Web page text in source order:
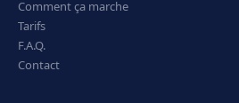
Comment ça marche
Tarifs
F.A.Q.
Contact